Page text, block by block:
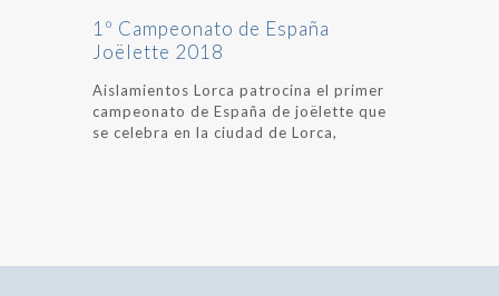
1º Campeonato de España
Joëlette 2018
Aislamientos Lorca patrocina el primer
campeonato de España de joëlette que
se celebra en la ciudad de Lorca,